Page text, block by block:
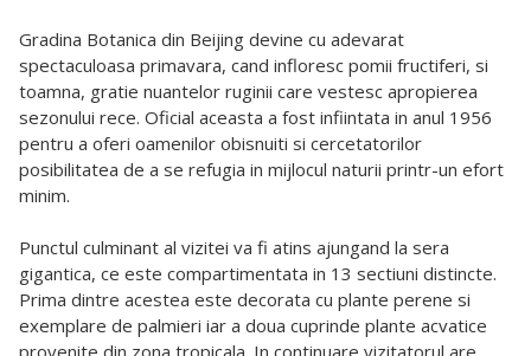
Gradina Botanica din Beijing devine cu adevarat
spectaculoasa primavara, cand infloresc pomii fructiferi, si
toamna, gratie nuantelor ruginii care vestesc apropierea
sezonului rece. Oficial aceasta a fost infiintata in anul 1956
pentru a oferi oamenilor obisnuiti si cercetatorilor
posibilitatea de a se refugia in mijlocul naturii printr-un efort
minim.
Punctul culminant al vizitei va fi atins ajungand la sera
gigantica, ce este compartimentata in 13 sectiuni distincte.
Prima dintre acestea este decorata cu plante perene si
exemplare de palmieri iar a doua cuprinde plante acvatice